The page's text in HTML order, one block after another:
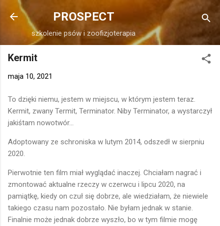
Przejdź do głównej zawartości
PROSPECT
szkolenie psów i zoofizjoterapia
Kermit
maja 10, 2021
To dzięki niemu, jestem w miejscu, w którym jestem teraz.
Kermit, zwany Termit, Terminator. Niby Terminator, a wystarczył
jakiśtam nowotwór...
Adoptowany ze schroniska w lutym 2014, odszedł w sierpniu
2020.
Pierwotnie ten film miał wyglądać inaczej. Chciałam nagrać i
zmontować aktualne rzeczy w czerwcu i lipcu 2020, na
pamiątkę, kiedy on czuł się dobrze, ale wiedziałam, że niewiele
takiego czasu nam pozostało. Nie byłam jednak w stanie.
Finalnie może jednak dobrze wyszło, bo w tym filmie mogę